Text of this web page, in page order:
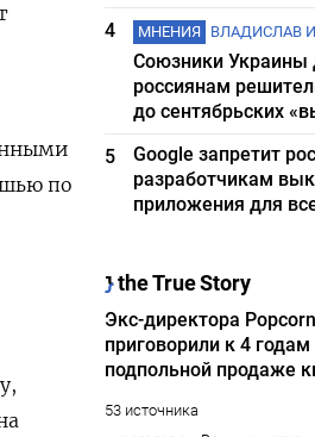
по
4
МНЕНИЯ ВЛАДИСЛАВ
Союзники
россиянам
до сентябрьских
5
Google запретит
разработчикам
приложения для